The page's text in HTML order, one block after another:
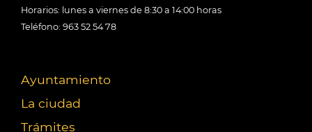
Horarios: lunes a viernes de 8:30 a 14:00 horas
Teléfono: 963 52 54 78
Ayuntamiento
La ciudad
Trámites